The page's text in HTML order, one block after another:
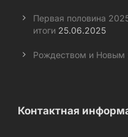
Первая половина
итоги 25.06.2025
Рождеством и Новым
Контактная